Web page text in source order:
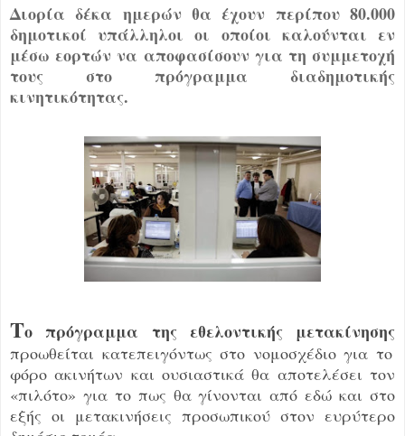
Διορία δέκα ημερών θα έχουν περίπου 80.000
δημοτικοί υπάλληλοι οι οποίοι καλούνται εν
μέσω εορτών να αποφασίσουν για τη συμμετοχή
τους στο πρόγραμμα διαδημοτικής
κινητικότητας.
Το πρόγραμμα της εθελοντικής μετακίνησης
προωθείται κατεπειγόντως στο νομοσχέδιο για το
φόρο ακινήτων και ουσιαστικά θα αποτελέσει τον
«πιλότο» για το πως θα γίνονται από εδώ και στο
εξής οι μετακινήσεις προσωπικού στον ευρύτερο